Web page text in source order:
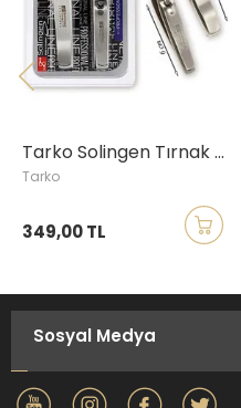
Tarko Solingen Tırnak Makası Seti
Tarko
349,00 TL
Sosyal Medya